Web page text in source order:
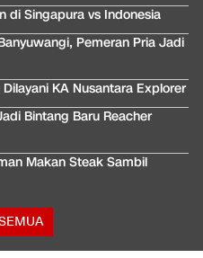
di Singapura vs Indonesia
Pemeran Pria Jadi
KA Nusantara Explorer
Bintang Baru Reacher
Makan Steak Sambil